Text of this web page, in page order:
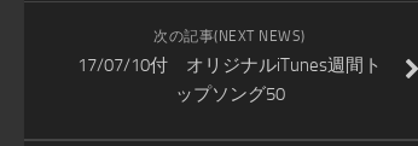
次の記事(NEXT NEWS)
17/07/10付 オリジナルiTunes週間ト
ップソング50